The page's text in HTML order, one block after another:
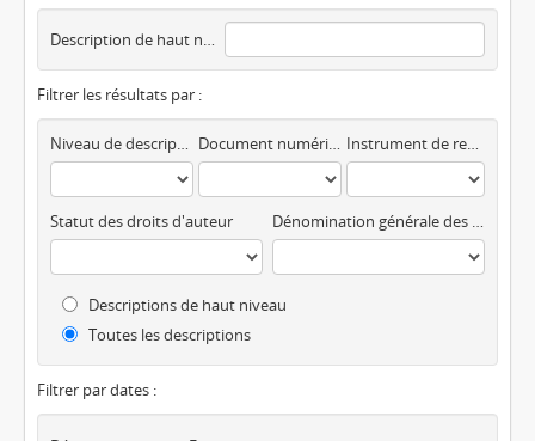
Description de haut niveau
Filtrer les résultats par :
Niveau de description Document numérique disponible Instrument de recherche
Statut des droits d'auteur Dénomination générale des documents
Descriptions de haut niveau
Toutes les descriptions
Filtrer par dates :